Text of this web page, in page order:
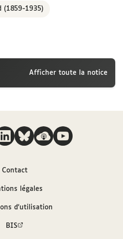
(1859-1935)
Afficher toute la notice
à la marquise Arconati-
Contact
légales
d'utilisation
BIS